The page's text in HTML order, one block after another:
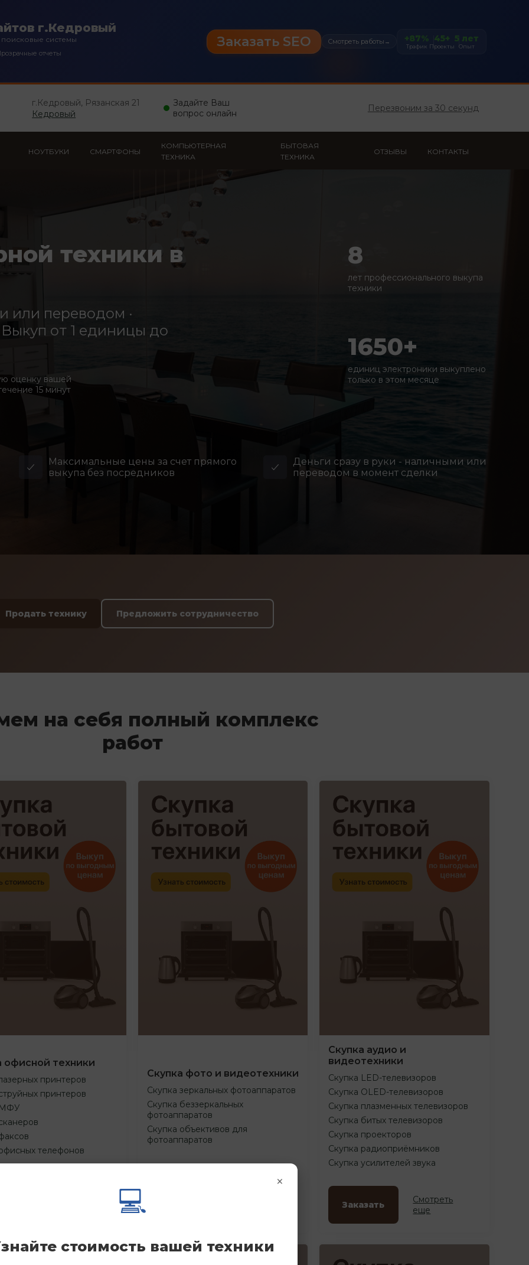
г.Кедровый
системы
отчеты
Заказать SEO Смотреть работы → +87%
Трафик
45+
Проекты
5 лет
Опыт
г.Кедровый, Рязанская 21
Кедровый
Задайте Ваш
вопрос онлайн
Перезвоним за 30 секунд
НОУТБУКИ СМАРТФОНЫ
КОМПЬЮТЕРНАЯ
ТЕХНИКА
БЫТОВАЯ
ТЕХНИКА
ОТЗЫВЫ КОНТАКТЫ
техники в
или переводом ·
от 1 единицы до
оценку вашей
15 минут
8
лет профессионального выкупа
техники
1650+
единиц электроники выкуплено
только в этом месяце
Максимальные цены за счет прямого
выкупа без посредников
Деньги сразу в руки - наличными или
переводом в момент сделки
Продать технику Предложить сотрудничество
на себя полный комплекс
работ
офисной техники
принтеров
принтеров
МФУ
телефонов
Скупка фото и видеотехники
Скупка зеркальных фотоаппаратов
Скупка беззеркальных
фотоаппаратов
Скупка объективов для
фотоаппаратов
Скупка аудио и
видеотехники
Скупка LED-телевизоров
Скупка OLED-телевизоров
Скупка плазменных телевизоров
Скупка битых телевизоров
Скупка проекторов
Скупка радиоприёмников
Скупка усилителей звука
Заказать
Смотреть
еще
×
💻
стоимость вашей техники